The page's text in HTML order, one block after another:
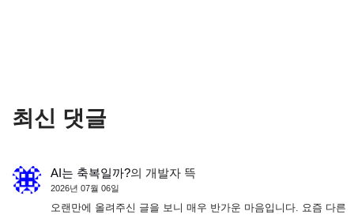
최신 댓글
AI는 축복일까?의 개발자 뜩
2026년 07월 06일
오랜만에 올려주신 글을 보니 매우 반가운 마음입니다. 요즘 다른